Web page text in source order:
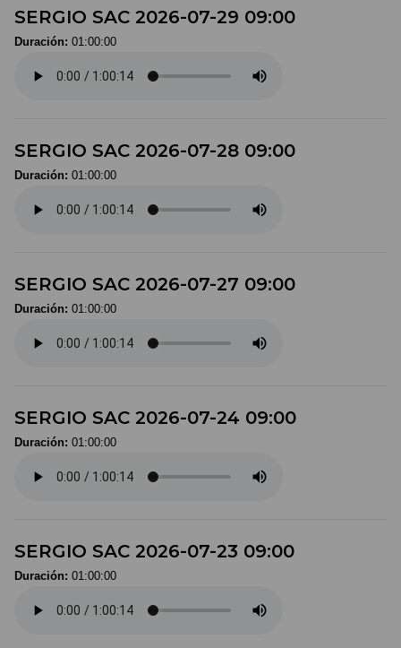
SERGIO SAC 2026-07-29 09:00
Duración: 01:00:00
SERGIO SAC 2026-07-28 09:00
Duración: 01:00:00
SERGIO SAC 2026-07-27 09:00
Duración: 01:00:00
SERGIO SAC 2026-07-24 09:00
Duración: 01:00:00
SERGIO SAC 2026-07-23 09:00
Duración: 01:00:00